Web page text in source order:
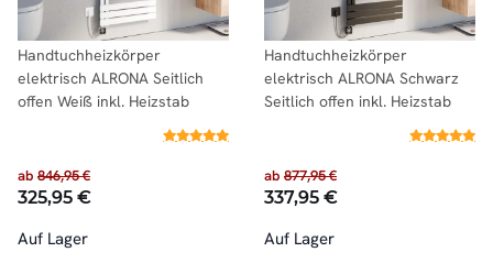
Handtuchheizkörper
elektrisch ALRONA Seitlich
offen Weiß inkl. Heizstab
ab 846,95 €
325,95 €
Auf Lager
Handtuchheizkörper
elektrisch ALRONA Schwarz
Seitlich offen inkl. Heizstab
ab 877,95 €
337,95 €
Auf Lager